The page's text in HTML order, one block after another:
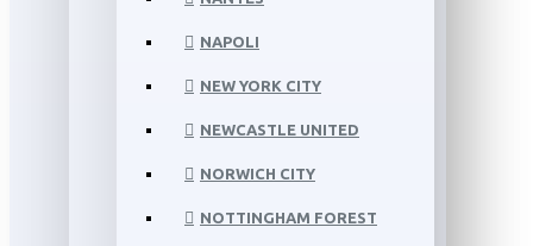
NAPOLI
NEW YORK CITY
NEWCASTLE UNITED
NORWICH CITY
NOTTINGHAM FOREST